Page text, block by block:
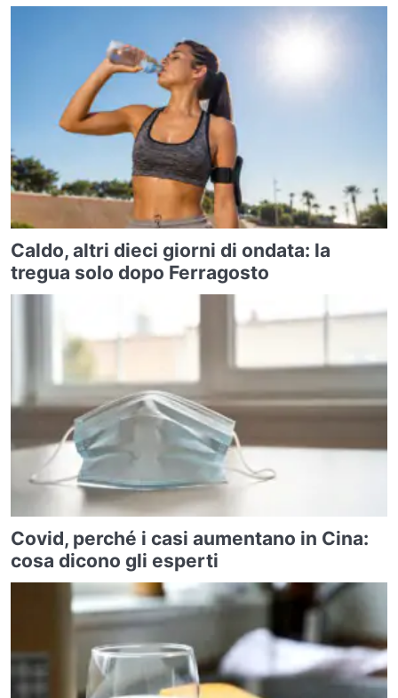
Caldo, altri dieci giorni di ondata: la
tregua solo dopo Ferragosto
Covid, perché i casi aumentano in Cina:
cosa dicono gli esperti